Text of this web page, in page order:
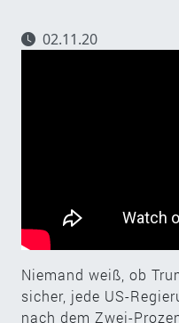
02.11.20
Niemand weiß, ob
sicher, jede US-
nach dem Zwei-